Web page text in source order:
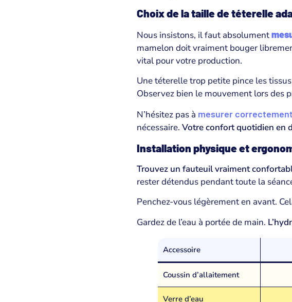
Choix de la taille de téterelle
Nous insistons, il faut absolument
mamelon doit vraiment bouger
vital pour votre production.
Une téterelle trop petite pince les
Observez bien le mouvement lors des
N’hésitez pas à mesurer
nécessaire. Votre confort quotidien en
Installation physique et
Trouvez un fauteuil vraiment
rester détendus pendant toute la
Penchez-vous légèrement en avant.
Gardez de l’eau à portée de main.
Accessoire
Coussin d’allaitement
Verre d’eau